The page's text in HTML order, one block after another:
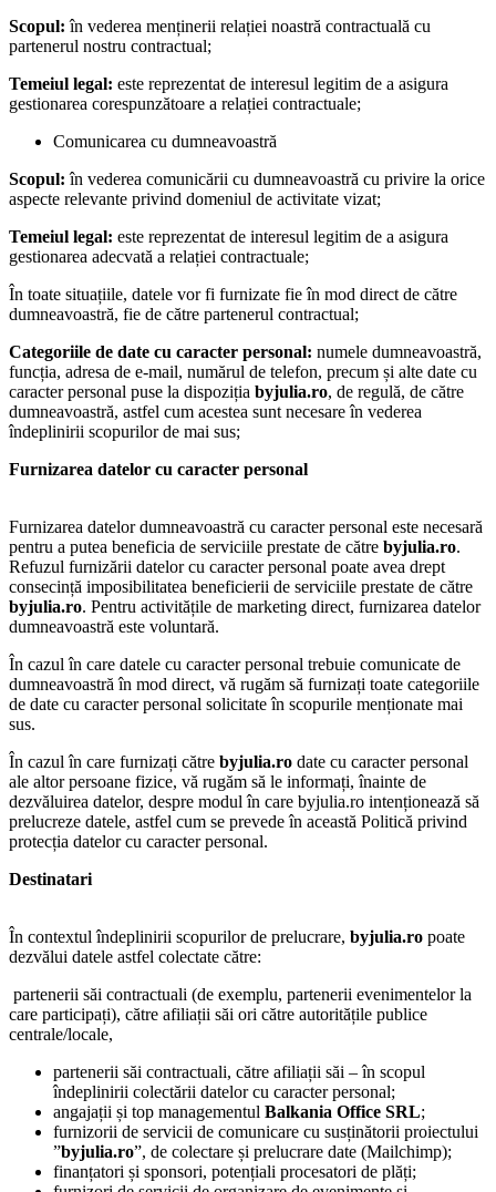
Scopul: în vederea menținerii relației noastră contractuală cu
partenerul nostru contractual;
Temeiul legal: este reprezentat de interesul legitim de a asigura
gestionarea corespunzătoare a relației contractuale;
Comunicarea cu dumneavoastră
Scopul: în vederea comunicării cu dumneavoastră cu privire la orice
aspecte relevante privind domeniul de activitate vizat;
Temeiul legal: este reprezentat de interesul legitim de a asigura
gestionarea adecvată a relației contractuale;
În toate situațiile, datele vor fi furnizate fie în mod direct de către
dumneavoastră, fie de către partenerul contractual;
Categoriile de date cu caracter personal: numele dumneavoastră,
funcția, adresa de e-mail, numărul de telefon, precum și alte date cu
caracter personal puse la dispoziția byjulia.ro, de regulă, de către
dumneavoastră, astfel cum acestea sunt necesare în vederea
îndeplinirii scopurilor de mai sus;
Furnizarea datelor cu caracter personal
Furnizarea datelor dumneavoastră cu caracter personal este necesară
pentru a putea beneficia de serviciile prestate de către byjulia.ro.
Refuzul furnizării datelor cu caracter personal poate avea drept
consecință imposibilitatea beneficierii de serviciile prestate de către
byjulia.ro. Pentru activitățile de marketing direct, furnizarea datelor
dumneavoastră este voluntară.
În cazul în care datele cu caracter personal trebuie comunicate de
dumneavoastră în mod direct, vă rugăm să furnizați toate categoriile
de date cu caracter personal solicitate în scopurile menționate mai
sus.
În cazul în care furnizați către byjulia.ro date cu caracter personal
ale altor persoane fizice, vă rugăm să le informați, înainte de
dezvăluirea datelor, despre modul în care byjulia.ro intenționează să
prelucreze datele, astfel cum se prevede în această Politică privind
protecția datelor cu caracter personal.
Destinatari
În contextul îndeplinirii scopurilor de prelucrare, byjulia.ro poate
dezvălui datele astfel colectate către:
partenerii săi contractuali (de exemplu, partenerii evenimentelor la
care participați), către afiliații săi ori către autoritățile publice
centrale/locale,
partenerii săi contractuali, către afiliații săi – în scopul
îndeplinirii colectării datelor cu caracter personal;
angajații și top managementul Balkania Office SRL;
furnizorii de servicii de comunicare cu susținătorii proiectului
”byjulia.ro”, de colectare și prelucrare date (Mailchimp);
finanțatori și sponsori, potențiali procesatori de plăți;